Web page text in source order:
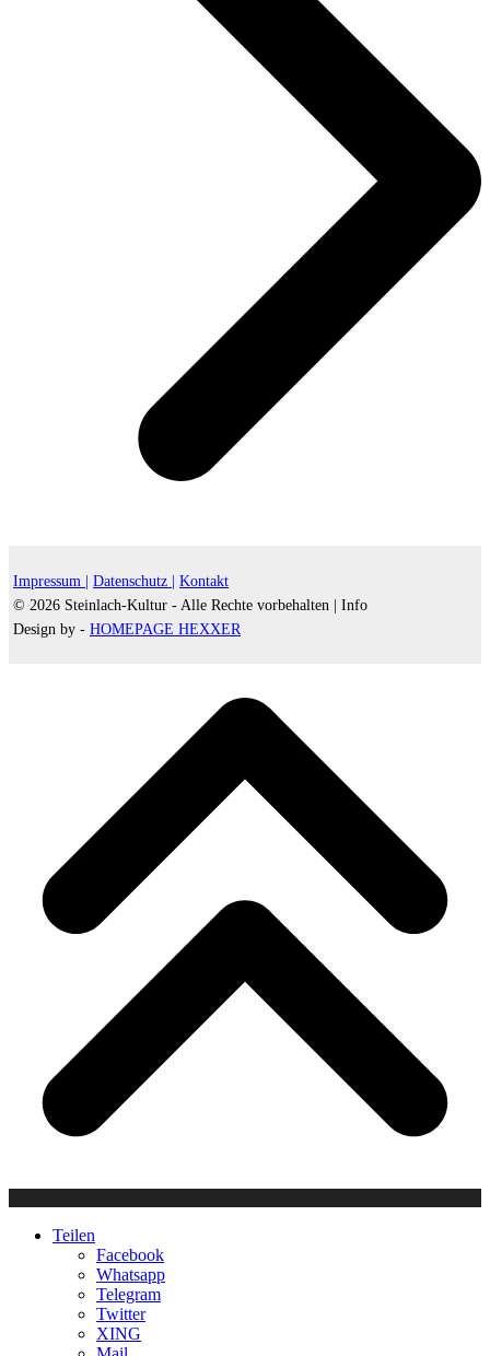
Impressum | Datenschutz |
Kontakt
© 2026 Steinlach-Kultur - Alle Rechte vorbehalten |
Info
Design by - HOMEPAGE HEXXER
Teilen
Facebook
Whatsapp
Telegram
Twitter
XING